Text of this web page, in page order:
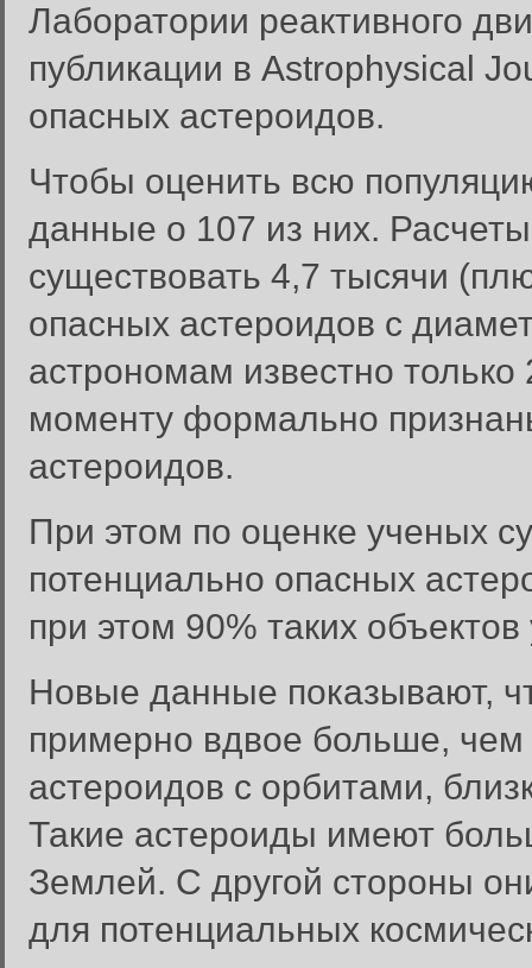
Лаборатории реактивного
публикации в Astrophysical
опасных астероидов.
Чтобы оценить всю
данные о 107 из них.
существовать 4,7 тысячи
опасных астероидов с
астрономам известно
моменту формально
астероидов.
При этом по оценке ученых
потенциально опасных
при этом 90% таких
Новые данные показывают,
примерно вдвое больше, чем
астероидов с орбитами,
Такие астероиды имеют
Землей. С другой стороны
для потенциальных